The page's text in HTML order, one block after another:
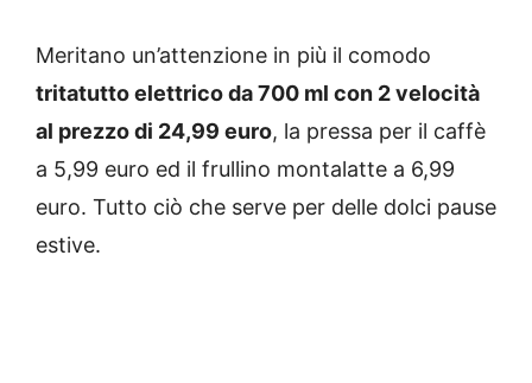
Meritano un’attenzione in più il comodo
tritatutto elettrico da 700 ml con 2 velocità
al prezzo di 24,99 euro, la pressa per il caffè
a 5,99 euro ed il frullino montalatte a 6,99
euro. Tutto ciò che serve per delle dolci pause
estive.